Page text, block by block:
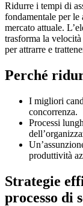
Ridurre i tempi di
fondamentale per
mercato attuale.
trasforma la
per attrarre e
Perché
I migliori
concorrenza.
Processi
produttività
Strategie
processo di